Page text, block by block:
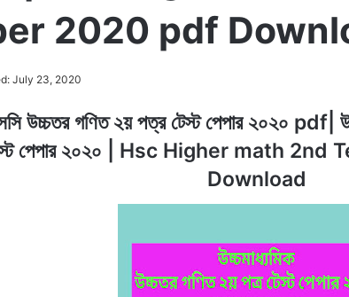
2020 pdf
July 23, 2020
উচ্চতর গণিত ২য় পত্র টেস্ট পেপার ২০২০ pdf|
পেপার ২০২০ | Hsc Higher math
Download